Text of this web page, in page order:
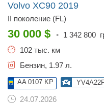
Volvo XC90 2019
II поколение (FL)
30 000 $ • 1 342 800
102 тыс. км
Бензин, 1.97 л.
AA 0107 KP
24.07.2026